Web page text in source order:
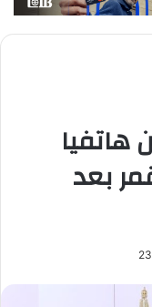
بعد